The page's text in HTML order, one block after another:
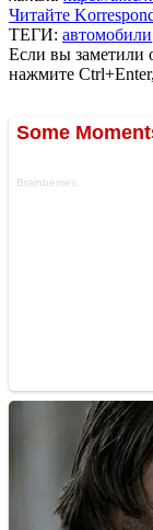
Читайте
ТЕГИ: автомобили
Если вы заметили
нажмите